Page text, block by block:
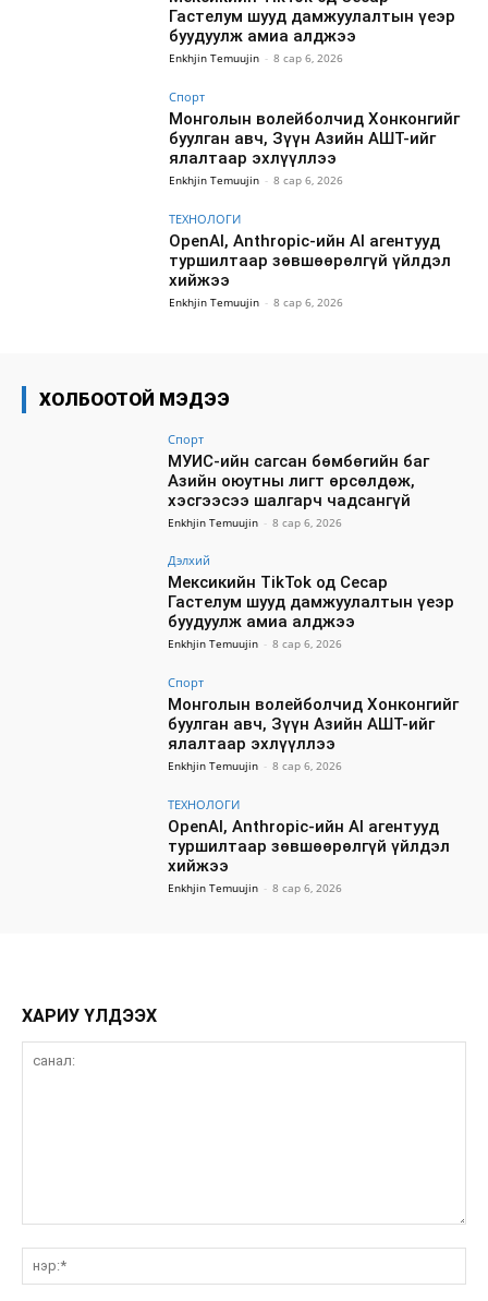
Гастелум шууд дамжуулалтын үеэр
буудуулж амиа алджээ
Enkhjin Temuujin - 8 сар 6, 2026
Спорт
Монголын волейболчид Хонконгийг
буулган авч, Зүүн Азийн АШТ-ийг
ялалтаар эхлүүллээ
Enkhjin Temuujin - 8 сар 6, 2026
ТЕХНОЛОГИ
OpenAI, Anthropic-ийн AI агентууд
туршилтаар зөвшөөрөлгүй үйлдэл
хийжээ
Enkhjin Temuujin - 8 сар 6, 2026
ХОЛБООТОЙ МЭДЭЭ
Спорт
МУИС-ийн сагсан бөмбөгийн баг
Азийн оюутны лигт өрсөлдөж,
хэсгээсээ шалгарч чадсангүй
Enkhjin Temuujin - 8 сар 6, 2026
Дэлхий
Мексикийн TikTok од Сесар
Гастелум шууд дамжуулалтын үеэр
буудуулж амиа алджээ
Enkhjin Temuujin - 8 сар 6, 2026
Спорт
Монголын волейболчид Хонконгийг
буулган авч, Зүүн Азийн АШТ-ийг
ялалтаар эхлүүллээ
Enkhjin Temuujin - 8 сар 6, 2026
ТЕХНОЛОГИ
OpenAI, Anthropic-ийн AI агентууд
туршилтаар зөвшөөрөлгүй үйлдэл
хийжээ
Enkhjin Temuujin - 8 сар 6, 2026
ХАРИУ ҮЛДЭЭХ